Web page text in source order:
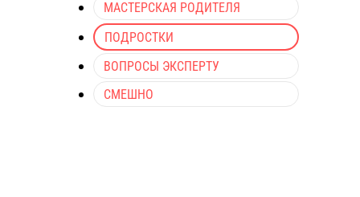
МАСТЕРСКАЯ РОДИТЕЛЯ
ПОДРОСТКИ
ВОПРОСЫ ЭКСПЕРТУ
СМЕШНО